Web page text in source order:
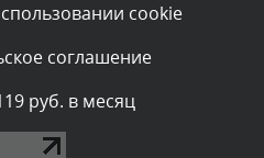
виден после проверки
cookie
соглашение
руб. в месяц